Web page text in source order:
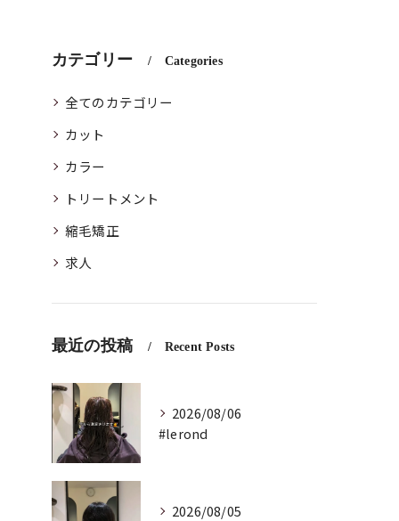
カテゴリー Categories
全てのカテゴリー
カット
カラー
トリートメント
縮毛矯正
求人
最近の投稿 Recent Posts
2026/08/06
#lerond
2026/08/05